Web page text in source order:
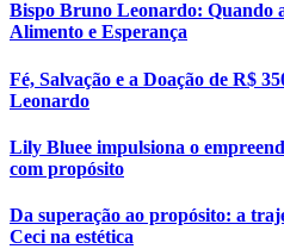
Bispo Bruno Leonardo: Quando
Alimento e Esperança
Fé, Salvação e a Doação de R$
Leonardo
Lily Bluee impulsiona o
com propósito
Da superação ao propósito: a
Ceci na estética